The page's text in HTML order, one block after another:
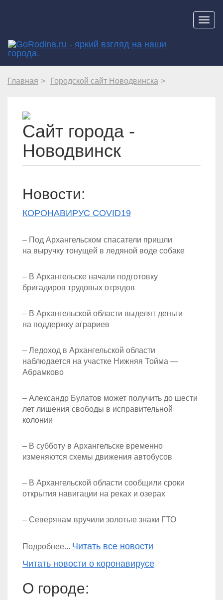
Главная Городской сайт Новодвинска
Сайт города -
Новодвинск
Новости:
КОРОНАВИРУС COVID19
– Под Архангельском спасатели пришли
на выручку тонущей в ледяной воде собаке
– В Архангельске начали подготовку
бригадиров трудовых отрядов
– В Архангельской области выделят деньги
на поддержку аграриев
– Ледоход в Архангельской области
наблюдается на участке Нижняя Тойма —
Абрамково
– Александр Булатов может получить до шести
лет лишения свободы в исправительной
колонии
– В субботу в Архангельске временно
изменяются схемы движения автобусов
– В Архангельской области сообщили сроки
открытия навигации на реках и озерах
– Северянам вручили золотые знаки ГТО
Подробнее... Читать все новости
Читать новости о коронавирусе
О городе: